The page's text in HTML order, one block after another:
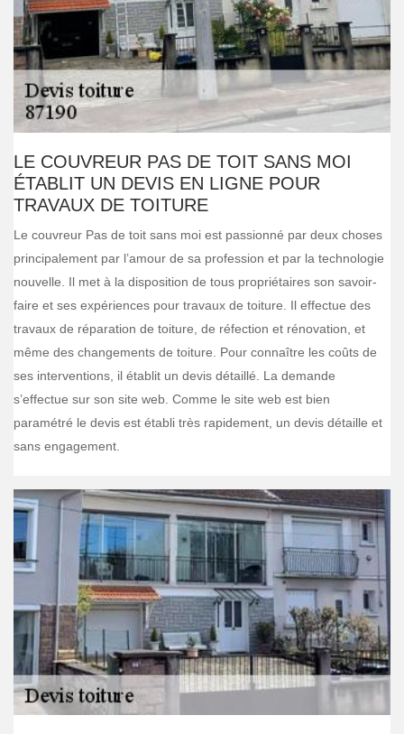
LE COUVREUR PAS DE TOIT SANS MOI
ÉTABLIT UN DEVIS EN LIGNE POUR
TRAVAUX DE TOITURE
Le couvreur Pas de toit sans moi est passionné par deux choses
principalement par l’amour de sa profession et par la technologie
nouvelle. Il met à la disposition de tous propriétaires son savoir-
faire et ses expériences pour travaux de toiture. Il effectue des
travaux de réparation de toiture, de réfection et rénovation, et
même des changements de toiture. Pour connaître les coûts de
ses interventions, il établit un devis détaillé. La demande
s’effectue sur son site web. Comme le site web est bien
paramétré le devis est établi très rapidement, un devis détaille et
sans engagement.